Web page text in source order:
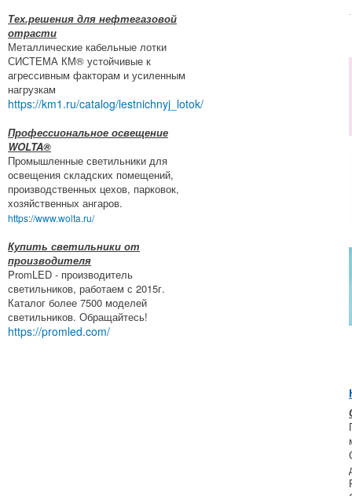
Тех.решения для нефтегазовой
отрасти
Металлические кабельные лотки
СИСТЕМА КМ® устойчивые к
агрессивным факторам и усиленным
нагрузкам
https://km1.ru/catalog/lestnichnyj_lotok/
Профессиональное освещение
WOLTA®
Промышленные светильники для
освещения складских помещений,
производственных цехов, парковок,
хозяйственных ангаров.
https://www.wolta.ru/
Купить светильники от
производителя
PromLED - производитель
светильников, работаем с 2015г.
Каталог более 7500 моделей
светильников. Обращайтесь!
https://promled.com/